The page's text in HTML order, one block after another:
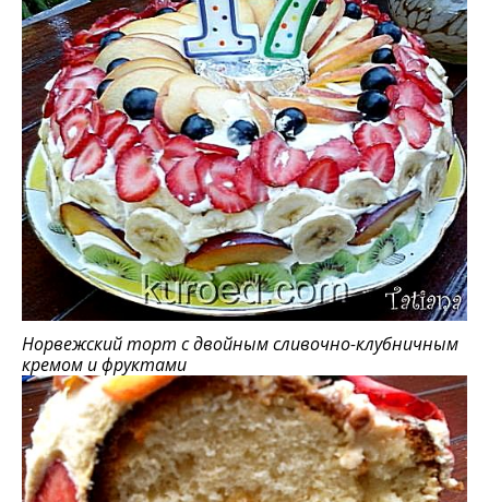
Норвежский торт с двойным сливочно-клубничным
кремом и фруктами